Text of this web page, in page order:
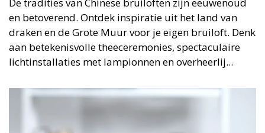
De tradities van Chinese bruiloften zijn eeuwenoud
en betoverend. Ontdek inspiratie uit het land van
draken en de Grote Muur voor je eigen bruiloft. Denk
aan betekenisvolle theeceremonies, spectaculaire
lichtinstallaties met lampionnen en overheerlij...